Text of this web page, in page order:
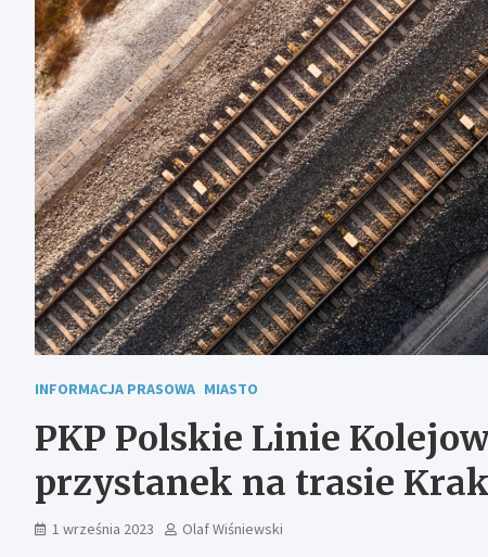
INFORMACJA PRASOWA MIASTO
PKP Polskie Linie
przystanek na trasie
1 września 2023 Olaf Wiśniewski